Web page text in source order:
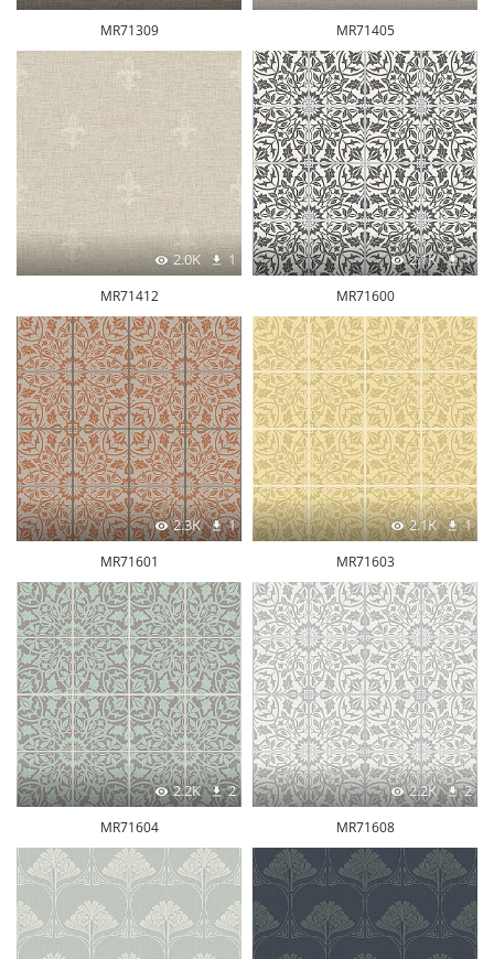
MR71309 MR71405
2.0K 1
MR71412
2.1K 1
MR71600
2.3K 1
MR71601
2.1K 1
MR71603
2.2K 2
MR71604
2.2K 2
MR71608